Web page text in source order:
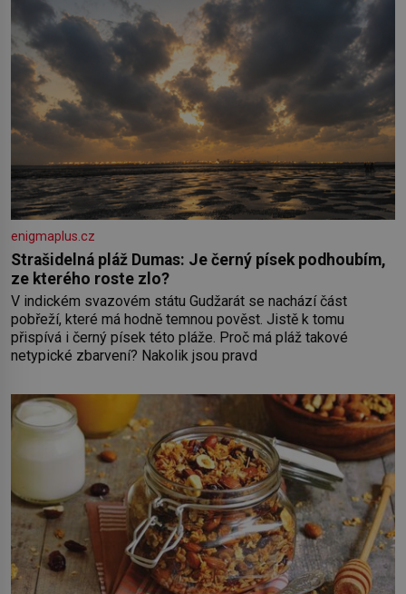
enigmaplus.cz
Strašidelná pláž Dumas: Je černý písek podhoubím,
ze kterého roste zlo?
V indickém svazovém státu Gudžarát se nachází část
pobřeží, které má hodně temnou pověst. Jistě k tomu
přispívá i černý písek této pláže. Proč má pláž takové
netypické zbarvení? Nakolik jsou pravd